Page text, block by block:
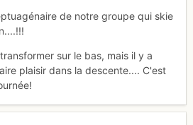
de notre groupe qui skie
sur le bas, mais il y a
plaisir dans la descente.... C'est